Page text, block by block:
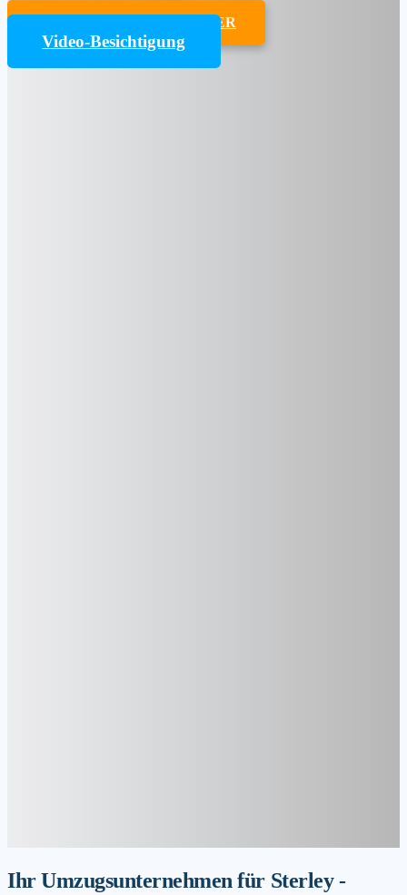
UMZUGSKOSTENRECHNER
Video-Besichtigung
Ihr Umzugsunternehmen für Sterley -